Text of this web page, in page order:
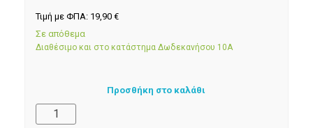
Τιμή με ΦΠΑ: 19,90 €
Σε απόθεμα
Διαθέσιμο και στο κατάστημα Δωδεκανήσου 10Α
Προσθήκη στο καλάθι